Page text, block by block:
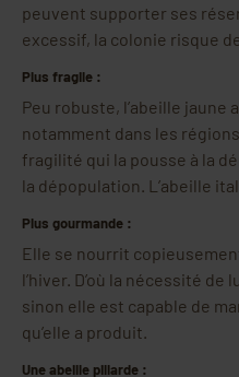
peuvent supporter ses
excessif, la colonie risque
Plus fragile :
Peu robuste, l’abeille jaune
notamment dans les
fragilité qui la pousse à la
la dépopulation. L’abeille
Plus gourmande :
Elle se nourrit
l’hiver. D’où la nécessité
sinon elle est capable de
qu’elle a produit.
Une abeille pillarde :